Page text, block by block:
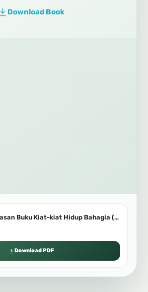
Download Book
12. Ringkasan Buku Kiat-kiat Hidup Bahagia (Bahasa Indonesia).pdf
Download PDF